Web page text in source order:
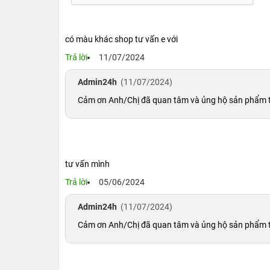
ngắn, nhưng hầu hết chất lượng của điện thoại
dụng khoảng một tháng trở lên. Mặc dù chất
thời lượng pin vẫn được đảm bảo cho người
mức 99%.
iPhone 13 Mini 256GB Trầy xước (97%):Đây là
bảo. Do đó, các hệ thống cửa hàng uy tín như
có màu khác shop tư vấn e với
Trả lời
11/07/2024
Admin24h (11/07/2024)
Cảm ơn Anh/Chị đã quan tâm và ủng hộ sản
tư vấn mình
Trả lời
05/06/2024
Admin24h (11/07/2024)
Cảm ơn Anh/Chị đã quan tâm và ủng hộ sản